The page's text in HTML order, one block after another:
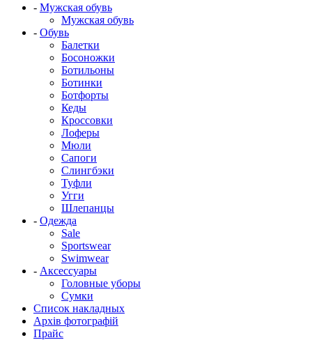
- Мужская обувь
Мужская обувь
- Обувь
Балетки
Босоножки
Ботильоны
Ботинки
Ботфорты
Кеды
Кроссовки
Лоферы
Мюли
Сапоги
Слингбэки
Туфли
Угги
Шлепанцы
- Одежда
Sale
Sportswear
Swimwear
- Аксессуары
Головные уборы
Сумки
Список накладных
Архів фотографій
Прайс